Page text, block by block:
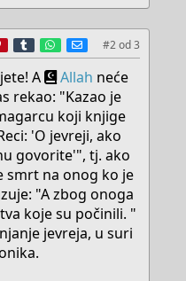
Pinterest
TumblrWhatsApp
E-mail
#2od3
A Allah neće
rekao: "Kazao je
koji knjige
'O jevreji, ako
govorite'", tj. ako
smrt na onog ko je
"A zbog onoga
koje su počinili. "
jevreja, u suri